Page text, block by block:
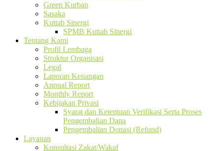
Green Kurban
Sasaka
Kuttab Sinergi
SPMB Kuttab Sinergi
Tentang Kami
Profil Lembaga
Struktur Organisasi
Legal
Laporan Keuangan
Annual Report
Monthly Report
Kebijakan Privasi
Syarat dan Ketentuan Verifikasi Serta Proses
Pengembalian Dana
Pengembalian Donasi (Refund)
Layanan
Konsultasi Zakat/Wakaf